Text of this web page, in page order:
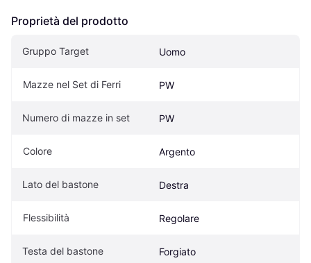
Proprietà del prodotto
Gruppo Target Uomo
Mazze nel Set di Ferri PW
Numero di mazze in set PW
Colore Argento
Lato del bastone Destra
Flessibilità Regolare
Testa del bastone Forgiato